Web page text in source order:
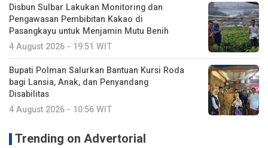
Disbun Sulbar Lakukan Monitoring dan
Pengawasan Pembibitan Kakao di
Pasangkayu untuk Menjamin Mutu Benih
4 August 2026 - 19:51 WIT
Bupati Polman Salurkan Bantuan Kursi Roda
bagi Lansia, Anak, dan Penyandang
Disabilitas
4 August 2026 - 10:56 WIT
Trending on Advertorial